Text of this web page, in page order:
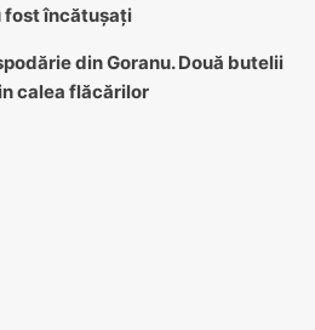
fost încătușați
din Goranu. Două butelii
calea flăcărilor